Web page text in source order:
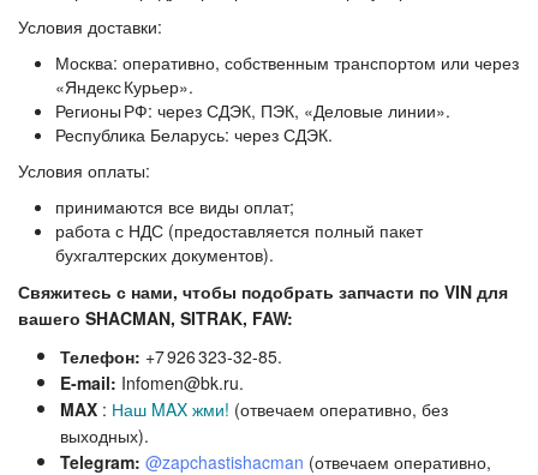
Условия доставки:
Москва: оперативно, собственным транспортом или через
«Яндекс Курьер».
Регионы РФ: через СДЭК, ПЭК, «Деловые линии».
Республика Беларусь: через СДЭК.
Условия оплаты:
принимаются все виды оплат;
работа с НДС (предоставляется полный пакет
бухгалтерских документов).
Свяжитесь с нами, чтобы подобрать запчасти по VIN для
вашего SHACMAN, SITRAK, FAW:
Телефон: +7 926 323‑32‑85.
E‑mail: Infomen@bk.ru.
MAX : Наш MAX жми! (отвечаем оперативно, без
выходных).
Telegram: @zapchastishacman (отвечаем оперативно,